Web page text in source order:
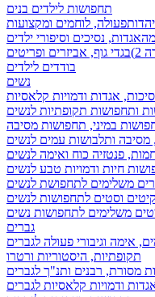
תחפושות לילדים בנים
פעולה, לוחמים ומקצועות
מהאגדות, נסיכים וסיפורי ילדים
בגדי גוף, אביזרים ופריטים
בודדים לילדים
נשים
אגדות ודמויות קלאסיות
ותחפושות תקופתיות לנשים
במיני, תחפושות מסיבה
מסיבה ותלבושות עמים לנשים
פנטזיה כוח ואימה לנשים
חיות ודמויות טבע לנשים
משלימים לתחפושת לנשים
קיטים וסטים לתחפושות לנשים
משלימים לתחפושות נשים
גברים
אימה וגיבורי פעולה לגברים
תקופתיות, היסטוריות ורטרו
מסורת, רבנים ותנ"ך לגברים
ודמויות קלאסיות לגברים